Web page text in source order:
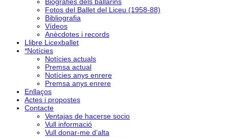
Fotos del Ballet del Liceu (1958-88)
Bibliografia
Vídeos
Anècdotes i records
Llibre Licexballet
*Notícies
Notícies actuals
Premsa actual
Notícies anys enrere
Premsa anys enrere
Enllaços
Actes i propostes
Contacte
Ventajas de hacerse socio
Vull informació
Vull donar-me d’alta